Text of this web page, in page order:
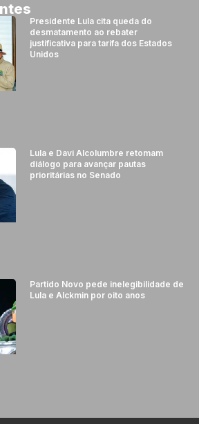
Presidente Lula cita queda do
desmatamento ao rebater
justificativa para tarifa dos Estados
Unidos
Lula e Davi Alcolumbre retomam
diálogo para avançar pautas
prioritárias no Senado
Partido Novo pede inelegibilidade de
Lula e Alckmin por oito anos